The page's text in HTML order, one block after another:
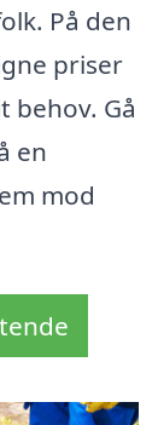
På den
priser
behov. Gå
en
mod